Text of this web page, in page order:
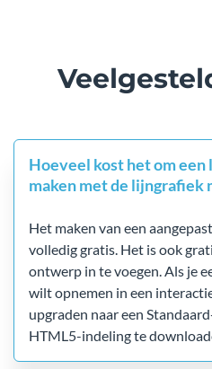
Hoeveel kost het om
maken met de lijngrafiek
Het maken van een
volledig gratis. Het is ook
ontwerp in te voegen. Als je
wilt opnemen in een
upgraden naar een
HTML5-indeling te